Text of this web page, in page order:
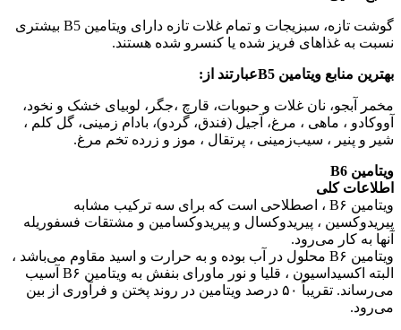
گوشت تازه، سبزیجات و تمام غلات تازه دارای ویتامین B5 بیشتری
نسبت به غذاهای فریز شده یا کنسرو شده هستند.
بهترین منابع ویتامین B5عبارتند از:
مخمر آبجو، نان غلات و حبوبات، قارچ ،جگر، لوبیای خشک و نخود،
آووکادو ، ماهی ، مرغ، آجیل (فندق، گردو)، بادام زمینی، گل کلم ،
شیر و پنیر ، سیب‌زمینی ، پرتقال ، موز و زرده تخم مرغ.
ویتامین B6
اطلاعات کلی
ویتامین B۶ ، اصطلاحی است که برای سه ترکیب مشابه
پیریدوکسین ، پیریدوکسال و پیریدوکسامین و مشتقات فسفوریله
آنها به کار می‌رود.
ویتامین B۶ محلول در آب بوده و به حرارت و اسید مقاوم می‌باشد ،
البته اکسیداسیون ، قلیا و نور ماورای بنفش به ویتامین B۶ آسیب
می‌رساند. تقریباً ۵۰ درصد ویتامین در روند پختن و فرآوری از بین
می‌رود.